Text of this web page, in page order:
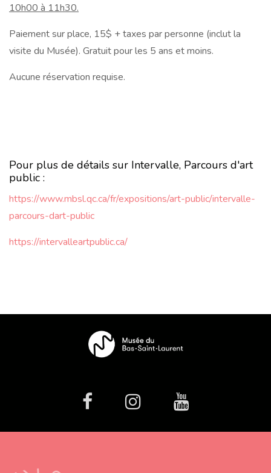
10h00 à 11h30.
Paiement sur place, 15$ + taxes par personne (inclut la
visite du Musée). Gratuit pour les 5 ans et moins.
Aucune réservation requise.
Pour plus de détails sur Intervalle, Parcours d'art
public :
https://www.mbsl.qc.ca/fr/expositions/art-public/intervalle-
parcours-dart-public
https://intervalleartpublic.ca/
facebookInstagramYoutube